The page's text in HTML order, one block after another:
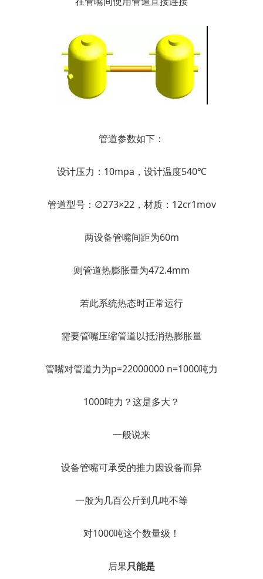
管道参数如下：
设计压力：10mpa，设计温度540℃
管道型号：∅273×22，材质：12cr1mov
两设备管嘴间距为60m
则管道热膨胀量为472.4mm
若此系统热态时正常运行
需要管嘴压缩管道以抵消热膨胀量
管嘴对管道力为p=22000000 n=1000吨力
1000吨力？这是多大？
一般说来
设备管嘴可承受的推力因设备而异
一般为几百公斤到几吨不等
对1000吨这个数量级！
后果只能是